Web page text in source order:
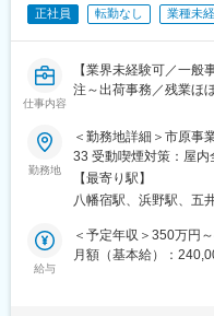
が可能。
境です。
■会社として4～5年前
在では休日出勤はほぼ
■出張は年数回あり（
【当社の魅力】
■PCR検査装置、核酸
で、社会貢献を感じら
■育休制度完備（女性
育休の取得も推進して
正社員 転勤なし 業種未
仕事内容
【業界未経験可／一般
注～出荷事務／残業ほ
ポジションです。日々
囲と協力しながら現場
■採用背景
体制強化と今後の受注
■業務概要
各種事務作業を主に担
勤務地
＜勤務地詳細＞市原事
33 受動喫煙対策：屋
【最寄り駅】
八幡宿駅、浜野駅、五
給与
＜予定年収＞350万円
月額（基本給）：